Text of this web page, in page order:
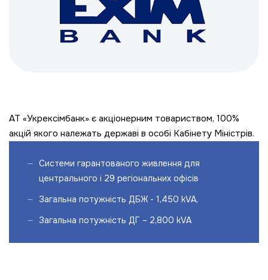
АТ «Укрексімбанк» є акціонерним товариством, 100%
акцій якого належать державі в особі Кабінету Міністрів.
Системи гарантованого живлення для
центрального і 29 регіональних офісів
Загальна потужність ДБЖ - 1,450 kVA,
Загальна потужність ДГ – 2,800 kVA